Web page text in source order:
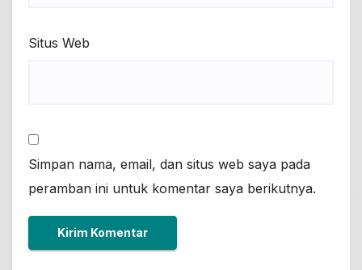
Situs Web
Simpan nama, email, dan situs web saya pada
peramban ini untuk komentar saya berikutnya.